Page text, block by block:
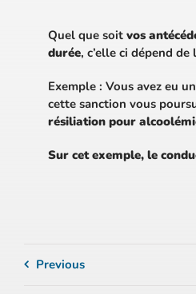
Quel que soit vos
durée, c’elle ci dépend de
Exemple : Vous avez eu
cette sanction vous
résiliation pour
Sur cet exemple, le
Previous